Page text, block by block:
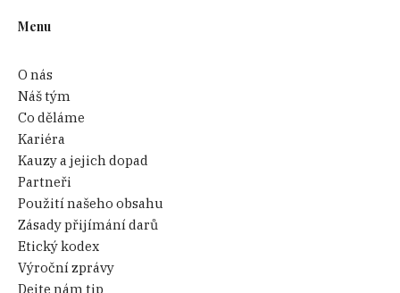
Menu
O nás
Náš tým
Co děláme
Kariéra
Kauzy a jejich dopad
Partneři
Použití našeho obsahu
Zásady přijímání darů
Etický kodex
Výroční zprávy
Dejte nám tip